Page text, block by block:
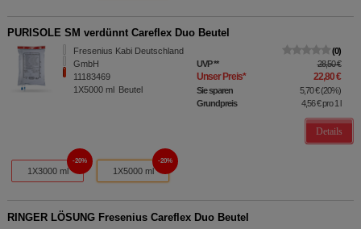
PURISOLE SM verdünnt Careflex Duo Beutel
Fresenius Kabi Deutschland
GmbH
11183469
1X5000 ml Beutel
0
UVP** 28,50 €
Unser Preis* 22,80 €
Sie sparen 5,70 €(20%)
Grundpreis
4,56 €pro 1 l
Details
1X3000 ml
20%
1X5000 ml
20%
RINGER LÖSUNG Fresenius Careflex Duo Beutel